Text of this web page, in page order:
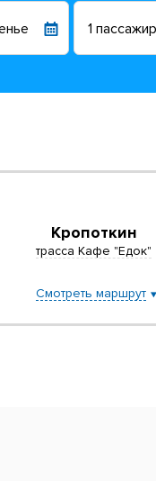
Кропоткин
трасса Кафе "Едок"
Смотреть маршрут